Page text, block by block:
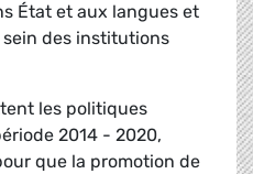
État et aux langues et
des institutions
les politiques
2014 - 2020,
que la promotion de